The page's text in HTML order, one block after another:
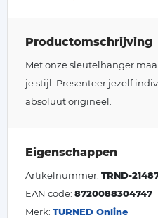
Productomschrijving
Met onze sleutelhanger
je stijl. Presenteer jezelf
absoluut origineel.
Eigenschappen
Artikelnummer: TRND-
EAN code: 8720088304747
Merk: TURNED Online